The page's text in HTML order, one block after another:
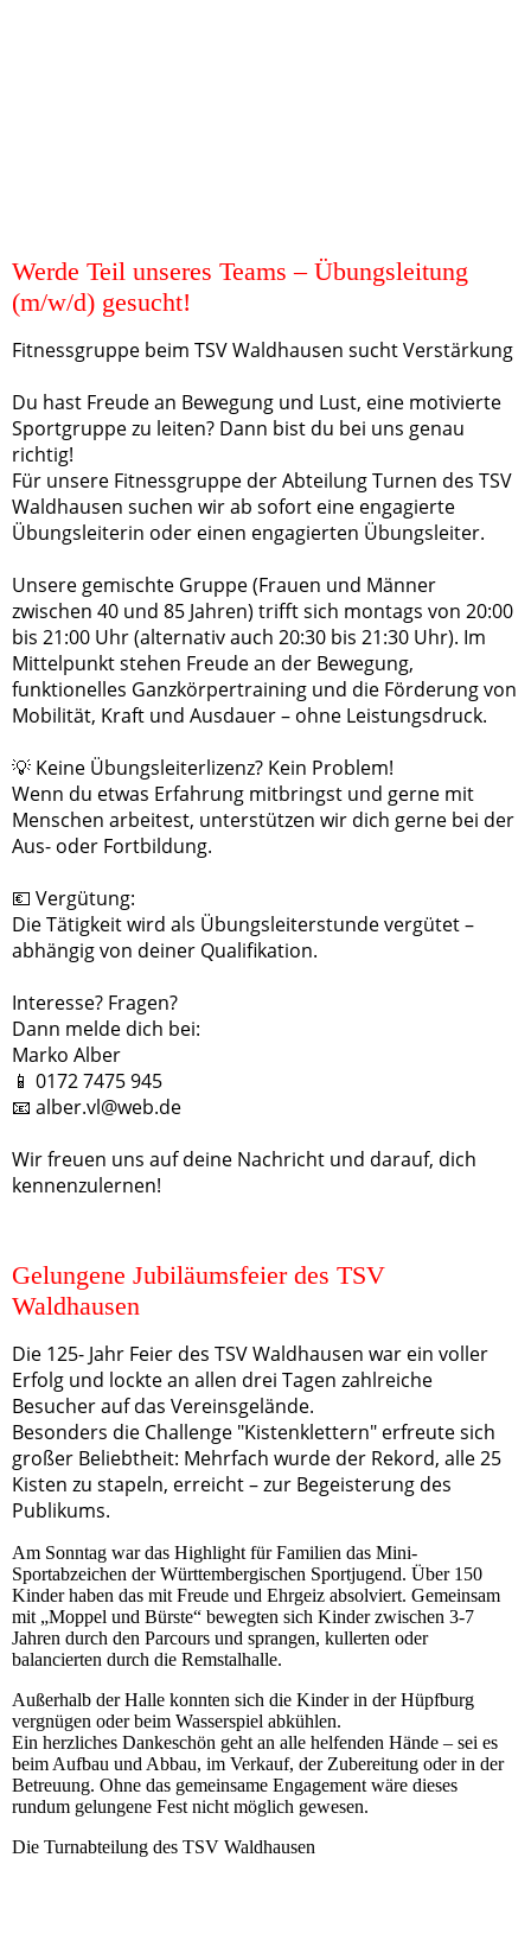
Werde Teil unseres Teams – Übungsleitung
(m/w/d) gesucht!
Fitnessgruppe beim TSV Waldhausen sucht Verstärkung
Du hast Freude an Bewegung und Lust, eine motivierte
Sportgruppe zu leiten? Dann bist du bei uns genau
richtig!
Für unsere Fitnessgruppe der Abteilung Turnen des TSV
Waldhausen suchen wir ab sofort eine engagierte
Übungsleiterin oder einen engagierten Übungsleiter.
Unsere gemischte Gruppe (Frauen und Männer
zwischen 40 und 85 Jahren) trifft sich montags von 20:00
bis 21:00 Uhr (alternativ auch 20:30 bis 21:30 Uhr). Im
Mittelpunkt stehen Freude an der Bewegung,
funktionelles Ganzkörpertraining und die Förderung von
Mobilität, Kraft und Ausdauer – ohne Leistungsdruck.
💡 Keine Übungsleiterlizenz? Kein Problem!
Wenn du etwas Erfahrung mitbringst und gerne mit
Menschen arbeitest, unterstützen wir dich gerne bei der
Aus- oder Fortbildung.
💶 Vergütung:
Die Tätigkeit wird als Übungsleiterstunde vergütet –
abhängig von deiner Qualifikation.
Interesse? Fragen?
Dann melde dich bei:
Marko Alber
📱 0172 7475 945
📧 alber.vl@web.de
Wir freuen uns auf deine Nachricht und darauf, dich
kennenzulernen!
Gelungene Jubiläumsfeier des TSV
Waldhausen
Die 125- Jahr Feier des TSV Waldhausen war ein voller
Erfolg und lockte an allen drei Tagen zahlreiche
Besucher auf das Vereinsgelände.
Besonders die Challenge "Kistenklettern" erfreute sich
großer Beliebtheit: Mehrfach wurde der Rekord, alle 25
Kisten zu stapeln, erreicht – zur Begeisterung des
Publikums.
Am Sonntag war das Highlight für Familien das Mini-
Sportabzeichen der Württembergischen Sportjugend. Über 150
Kinder haben das mit Freude und Ehrgeiz absolviert. Gemeinsam
mit „Moppel und Bürste“ bewegten sich Kinder zwischen 3-7
Jahren durch den Parcours und sprangen, kullerten oder
balancierten durch die Remstalhalle.
Außerhalb der Halle konnten sich die Kinder in der Hüpfburg
vergnügen oder beim Wasserspiel abkühlen.
Ein herzliches Dankeschön geht an alle helfenden Hände – sei es
beim Aufbau und Abbau, im Verkauf, der Zubereitung oder in der
Betreuung. Ohne das gemeinsame Engagement wäre dieses
rundum gelungene Fest nicht möglich gewesen.
Die Turnabteilung des TSV Waldhausen